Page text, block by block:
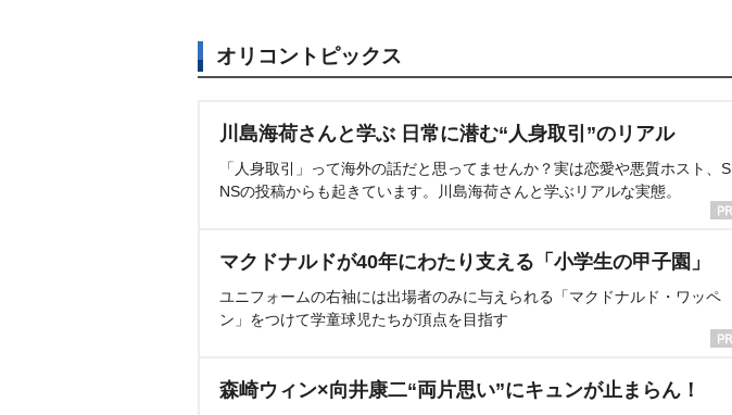
オリコントピックス
川島海荷さんと学ぶ 日常に潜む“人身取引”のリアル
「人身取引」って海外の話だと思ってませんか？実は恋愛や悪質ホスト、S
NSの投稿からも起きています。川島海荷さんと学ぶリアルな実態。
マクドナルドが40年にわたり支える「小学生の甲子園」
ユニフォームの右袖には出場者のみに与えられる「マクドナルド・ワッペ
ン」をつけて学童球児たちが頂点を目指す
森崎ウィン×向井康二“両片思い”にキュンが止まらん！